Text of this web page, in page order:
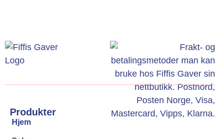
Produkter
Hjem